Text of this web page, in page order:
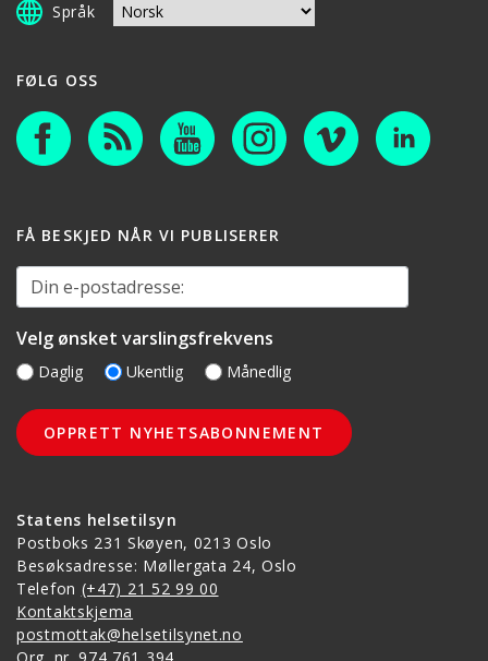
Språk
Statens helsetilsyn
Postboks 231 Skøyen, 0213 Oslo
Besøksadresse: Møllergata 24, Oslo
Telefon (+47) 21 52 99 00
Kontaktskjema
postmottak@helsetilsynet.no
Org. nr. 974 761 394
FØLG OSS
FÅ BESKJED NÅR VI PUBLISERER
Din e-postadresse:
Velg ønsket varslingsfrekvens
Daglig Ukentlig Månedlig